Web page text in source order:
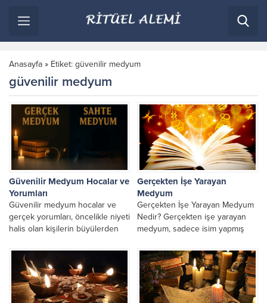
Anasayfa » Etiket: güvenilir medyum
güvenilir medyum
Güvenilir Medyum Hocalar ve
Yorumları
Güvenilir medyum hocalar ve
gerçek yorumları, öncelikle niyeti
halis olan kişilerin büyülerden
doğrultuda yönlendiren ve
yaptığı...
Gerçekten İşe Yarayan
Medyum
Gerçekten İşe Yarayan Medyum
Nedir? Gerçekten işe yarayan
medyum, sadece isim yapmış
değil; ilmi, maneviyatı...